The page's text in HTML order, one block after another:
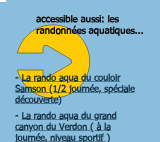
accessible aussi: les
randonnées aquatiques...
-La rando aqua du couloir
Samson (1/2 journée, spéciale
découverte)
- La rando aqua du grand
canyon du Verdon ( à la
journée. niveau sportif )